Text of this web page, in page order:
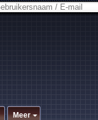
Meer